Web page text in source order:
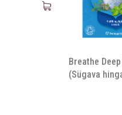
Breathe
(Sügava